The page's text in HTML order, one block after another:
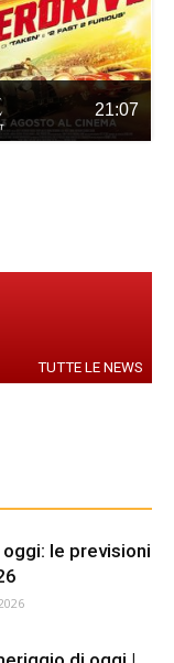
21:07
TUTTE LE NEWS
le previsioni